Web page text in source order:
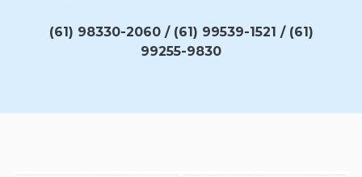
(61) 98330-2060 / (61) 99539-1521 / (61)
99255-9830